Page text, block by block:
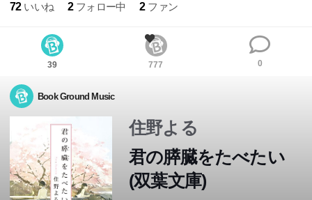
72 いいね 2 フォロー中 2 ファン
39 777 0
Book Ground Music
住野よる
君の膵臓をたべたい
(双葉文庫)